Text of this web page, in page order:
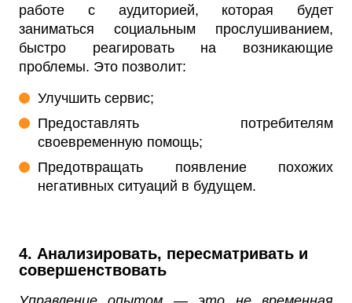
работе с аудиторией, которая будет
заниматься социальным прослушиванием,
быстро реагировать на возникающие
проблемы. Это позволит:
Улучшить сервис;
Предоставлять потребителям
своевременную помощь;
Предотвращать появление похожих
негативных ситуаций в будущем.
4. Анализировать, пересматривать и
совершенствовать